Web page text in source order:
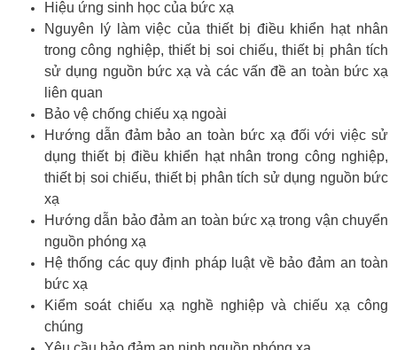
Hiệu ứng sinh học của bức xạ
Nguyên lý làm việc của thiết bị điều khiển hạt nhân
trong công nghiệp, thiết bị soi chiếu, thiết bị phân tích
sử dụng nguồn bức xạ và các vấn đề an toàn bức xạ
liên quan
Bảo vệ chống chiếu xạ ngoài
Hướng dẫn đảm bảo an toàn bức xạ đối với việc sử
dụng thiết bị điều khiển hạt nhân trong công nghiệp,
thiết bị soi chiếu, thiết bị phân tích sử dụng nguồn bức
xạ
Hướng dẫn bảo đảm an toàn bức xạ trong vận chuyển
nguồn phóng xạ
Hệ thống các quy định pháp luật về bảo đảm an toàn
bức xạ
Kiểm soát chiếu xạ nghề nghiệp và chiếu xạ công
chúng